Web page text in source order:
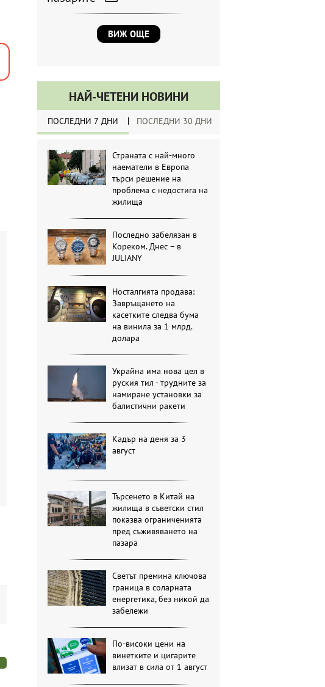
ВИЖ ОЩЕ
НАЙ-ЧЕТЕНИ НОВИНИ
ПОСЛЕДНИ 7 ДНИ ПОСЛЕДНИ 30 ДНИ
Страната с най-много
наематели в Европа
търси решение на
проблема с недостига на
жилища
Последно забелязан в
Кореком. Днес – в
JULIANY
Носталгията продава:
Завръщането на
касетките следва бума
на винила за 1 млрд.
долара
Украйна има нова цел в
руския тил - трудните за
намиране установки за
балистични ракети
Кадър на деня за 3
август
Търсенето в Китай на
жилища в съветски стил
показва ограниченията
пред съживяването на
пазара
Светът премина ключова
граница в соларната
енергетика, без никой да
забележи
По-високи цени на
винетките и цигарите
влизат в сила от 1 август